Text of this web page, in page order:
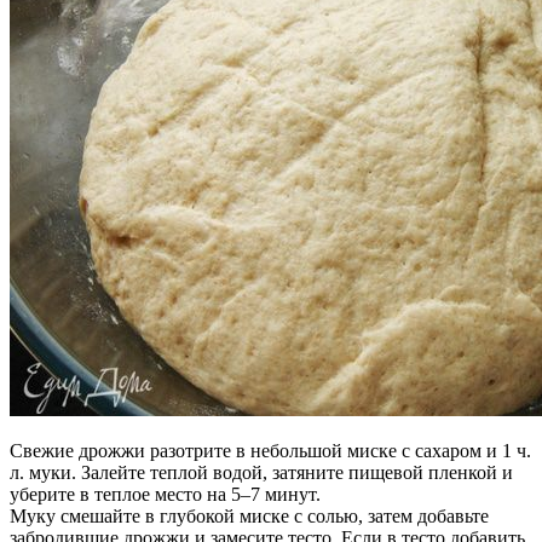
Свежие дрожжи разотрите в небольшой миске с сахаром и 1 ч.
л. муки. Залейте теплой водой, затяните пищевой пленкой и
уберите в теплое место на 5–7 минут.
Муку смешайте в глубокой миске с солью, затем добавьте